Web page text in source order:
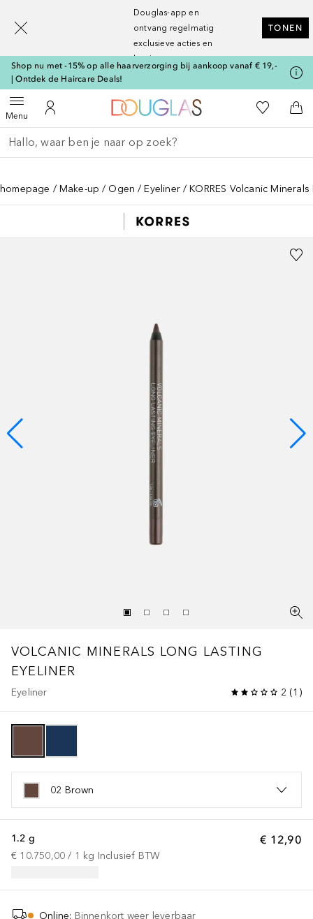
Douglas-app en
ontvang regelmatig
exclusieve acties en
kortingen
TONEN
Shop nu met -15% op alle haarverzorging bij aankoop vanaf € 19,-
| Ontdek de Haircare Deals!
MenuOpen menuNaar Mijn Account
Naar Douglas Home
Naar Mijn
Ga terug
Zoekopdracht uitvoeren
homepage Make-up Ogen Eyeliner KORRES Volcanic
VOLCANIC MINERALS LONG LASTING
EYELINER
Eyeliner 2 (1 )
02 Brown
€ 12,90
1.2 g
€ 10.750,00 / 1 kg Inclusief BTW
Online: Binnenkort weer leverbaar
[navigation.slideout.screenreader]